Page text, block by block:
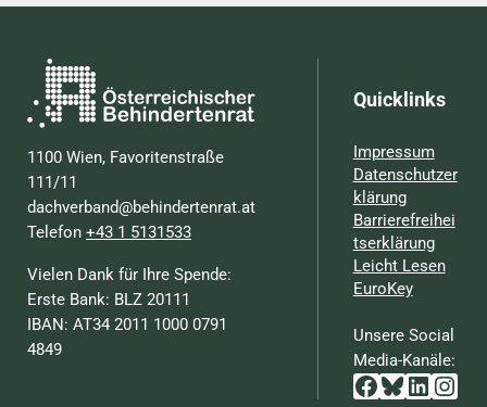
1100 Wien, Favoritenstraße
111/11
dachverband@behindertenrat.at
Telefon+43 1 5131533
Vielen Dank für Ihre Spende:
Erste Bank: BLZ 20111
IBAN: AT34 2011 1000 0791
4849
Quicklinks
Impressum
Datenschutzer
klärung
Barrierefreihei
tserklärung
Leicht Lesen
EuroKey
Unsere Social
Media-Kanäle:
Facebook
Bluesky